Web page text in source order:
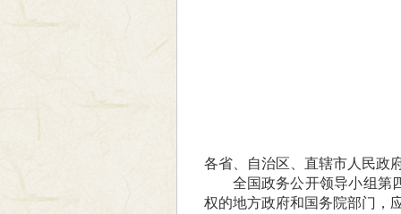
各省、自治区、直辖市人民政
全国政务公开领导小组第
权的地方政府和国务院部门，